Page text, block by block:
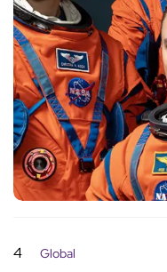
4 Global